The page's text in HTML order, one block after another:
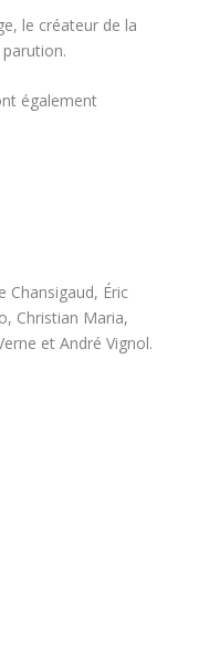
le créateur de la
également
Chansigaud, Éric
Christian Maria,
et André Vignol.